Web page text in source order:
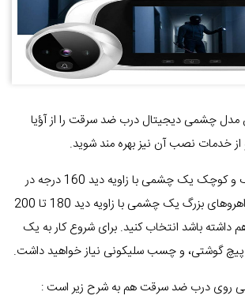
مدل چشمی دیجیتال درب ضد سرقت را از آؤیا
از خدمات نصب آن نیز بهره مند شوید.
برای راهروهای باریک و کوچک یک چشمی با زاویه دید 160 درجه در
نظر بگیرید. و برای راهروهای بزرگ یک چشمی با زاویه دید 180 تا 200
باشد انتخاب کنید. برای شروع کار به یک
گوشتی، و چسب سلیکونی نیاز خواهید داشت.
درب ضد سرقت هم به شرح زیر است :